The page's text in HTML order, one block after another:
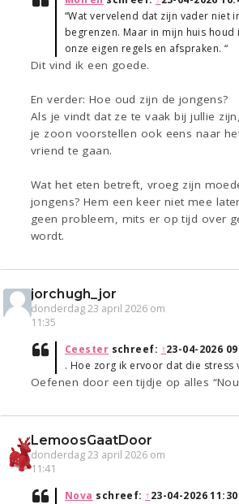
“Wat vervelend dat zijn vader niet
begrenzen. Maar in mijn huis houd
onze eigen regels en afspraken. “
Dit vind ik een goede.
En verder: Hoe oud zijn de jongens?
Als je vindt dat ze te vaak bij jullie
je zoon voorstellen ook eens naar
vriend te gaan.
Wat het eten betreft, vroeg zijn
jongens? Hem een keer niet mee
geen probleem, mits er op tijd over
wordt.
jorchugh_jor
donderdag 23 april 2026 om
11:35
Ceester schreef: ↑23-04-2026
. Hoe zorg ik ervoor dat die stress
Oefenen door een tijdje op alles
LemoosGaatDoor
donderdag 23 april 2026 om
11:41
Nova schreef: ↑23-04-2026 11:30